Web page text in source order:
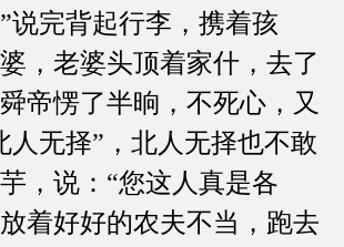
说完背起行李，携着孩
，老婆头顶着家什，去了
帝愣了半晌，不死心，又
人无择”，北人无择也不敢
，说：“您这人真是各
着好好的农夫不当，跑去